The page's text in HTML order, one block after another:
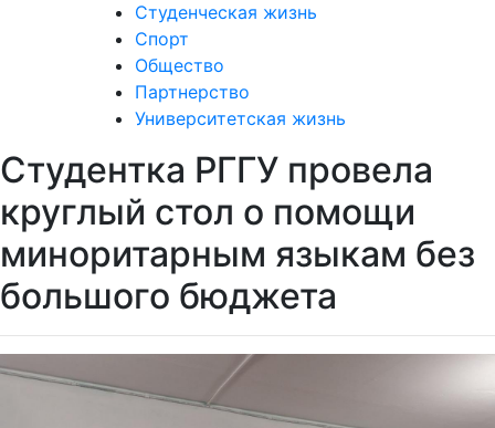
Студенческая жизнь
Спорт
Общество
Партнерство
Университетская жизнь
Студентка РГГУ провела
круглый стол о помощи
миноритарным языкам без
большого бюджета